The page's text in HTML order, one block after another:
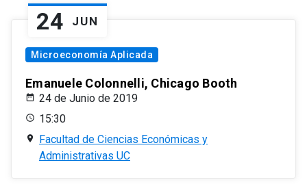
24 JUN
Microeconomía Aplicada
Emanuele Colonnelli, Chicago Booth
24 de Junio de 2019
15:30
Facultad de Ciencias Económicas y
Administrativas UC